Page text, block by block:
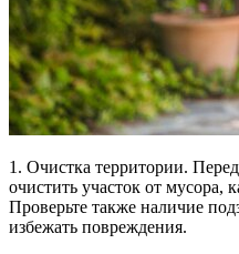
1. Очистка территории.
очистить участок от мусора,
Проверьте также наличие
избежать повреждения.